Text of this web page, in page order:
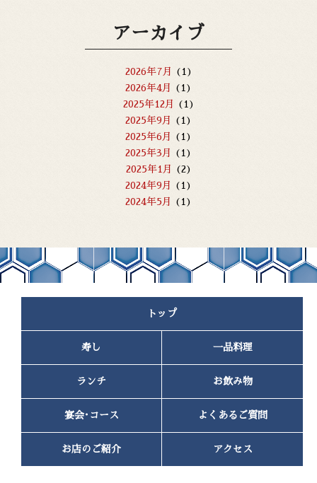
アーカイブ
2026年7月
(1)
2026年4月
(1)
2025年12月
(1)
2025年9月
(1)
2025年6月
(1)
2025年3月
(1)
2025年1月
(2)
2024年9月
(1)
2024年5月
(1)
2023年4月(1)
2023年2月(1)
2023年1月(2)
2022年11月(1)
2022年10月(2)
2022年9月(1)
2022年6月(1)
2022年3月(1)
トップ
寿し 一品料理
ランチ お飲み物
宴会･コース よくあるご質問
お店のご紹介 アクセス